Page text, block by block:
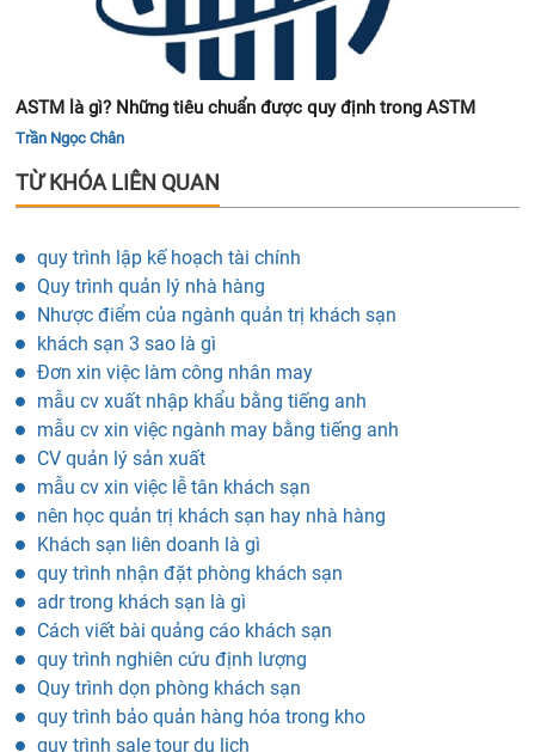
ASTM là gì? Những tiêu chuẩn được quy định trong ASTM
TỪ KHÓA LIÊN QUAN
Quy trình quản lý nhà hàng
khách sạn 3 sao là gì
Đơn xin việc làm công nhân may
mẫu cv xuất nhập khẩu bằng tiếng anh
mẫu cv xin việc ngành may bằng tiếng anh
CV quản lý sản xuất
mẫu cv xin việc lễ tân khách sạn
nên học quản trị khách sạn hay nhà hàng
Khách sạn liên doanh là gì
quy trình nhận đặt phòng khách sạn
adr trong khách sạn là gì
Cách viết bài quảng cáo khách sạn
quy trình nghiên cứu định lượng
Quy trình dọn phòng khách sạn
quy trình bảo quản hàng hóa trong kho
quy trình sale tour du lịch
Tình huống khách sạn dành cho nhân viên buồng
quy trình bán hàng b2b
các loại chìa khóa trong khách sạn